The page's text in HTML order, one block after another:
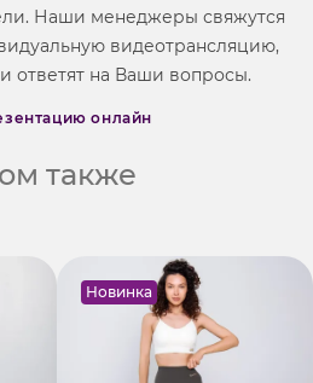
Наши менеджеры свяжутся
видеотрансляцию,
и ответят на Ваши вопросы.
онлайн
также
Новинка